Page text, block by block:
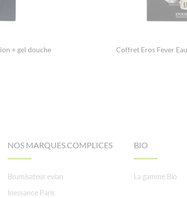
+ gel douche Coffret Eros Fever
NOS MARQUES COMPLICES
Brumisateur evian
Inessance Paris
BIO
La gamme Bio